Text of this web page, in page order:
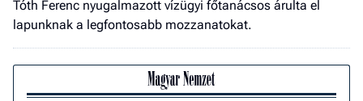
Tóth Ferenc nyugalmazott vízügyi főtanácsos árulta el
lapunknak a legfontosabb mozzanatokat.